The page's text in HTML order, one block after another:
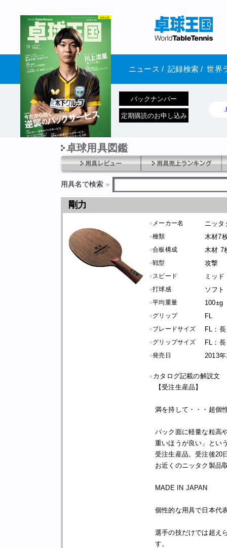
ニュース / 記録検索 / 世界
1970年1月01日 発売
バックナンバー
定期購読のお申し込み
卓球用具図鑑
用具名で検索
剛力
● メーカー名 ニッタ
●種類 木材7
●合板構成 木材 7
●戦型 攻撃
●スピード ミッ
●打球感 ソフト
●平均重量 100±g
●グリップ FL
●ブレードサイズ FL：
●グリップサイズ FL：
●発売日 2013
●カタログ記載の解説文
【受注生産品】
満を持して・・・超個
バック面に軽量な粒高
重いほうが良い」とい
受注生産品。受注後20
お近くのニッタク製品
MADE IN JAPAN
個性的な用具で日本代
選手の技だけでは超え
す。